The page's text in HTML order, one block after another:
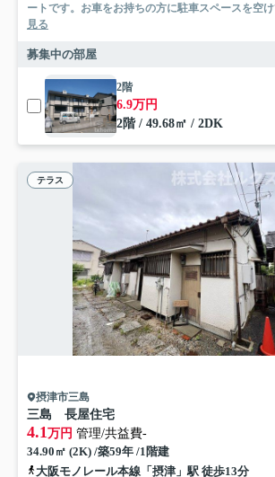
ートです。お車をお持ちの方に駐車スペースを空
見る
募集中の部屋
2階
6.9万円
2階 / 49.68㎡ / 2DK
テラス
摂津市三島
三島 長屋住宅
4.1 万円 管理/共益費-
34.90㎡ (2K) /築59年 /1階建
大阪モノレール本線「摂津」駅 徒歩13分